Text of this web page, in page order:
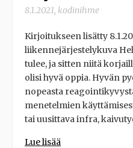
8.1.2021, kodinihme
Kirjoitukseen lisätty
liikennejärjestelykuva
tulee, ja sitten niitä
olisi hyvä oppia. Hyvän
nopeasta
menetelmien
tai uusittava infra,
Lue lisää